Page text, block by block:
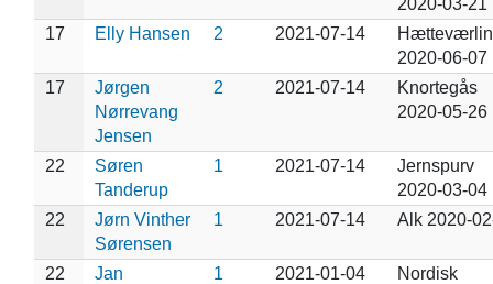
17
Elly Hansen 2 2021-07-14
2020-06-07
17
Jørgen
Nørrevang
Jensen
2 2021-07-14
Knortegås
2020-05-26
22
Søren
Tanderup
1 2021-07-14
Jernspurv
2020-03-04
22
Jørn Vinther
Sørensen
1 2021-07-14 Alk 2020-
22
Jan
1 2021-01-04
Nordisk